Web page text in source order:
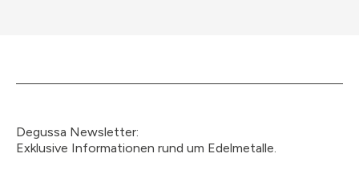
Degussa Newsletter:
Exklusive Informationen rund um Edelmetalle.